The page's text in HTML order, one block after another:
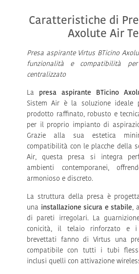
Caratteristiche di
Axolute Air
Presa aspirante Virtus BTicino
funzionalità e compatibilità
centralizzato
La presa aspirante BTicino
Sistem Air è la soluzione ideale
prodotto raffinato, robusto e
per il proprio impianto di
Grazie alla sua estetica
compatibilità con le placche della
Air, questa presa si integra
ambienti contemporanei,
armonioso e discreto.
La struttura della presa è
una installazione sicura e stabile,
di pareti irregolari. La
conicità, il telaio rinforzato e i
brevettati fanno di Virtus una
compatibile con tutti i tubi
inclusi quelli con attivazione